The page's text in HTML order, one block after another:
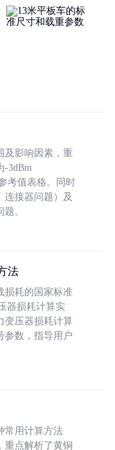
及影响因素，重
-3dBm
考值表格。同时
连接器问题）及
。
法
损耗的国家标准
器损耗计算实
变压器损耗计算
参数，指导用户
常用计算方法
重点解析了黄铜